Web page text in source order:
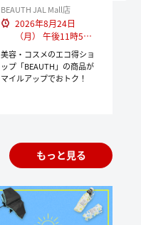
BEAUTH JAL Mall店
2026年8月24日
（月） 午後11時59
分まで
美容・コスメのエコ得ショ
ップ「BEAUTH」の商品が
マイルアップでおトク！
もっと見る